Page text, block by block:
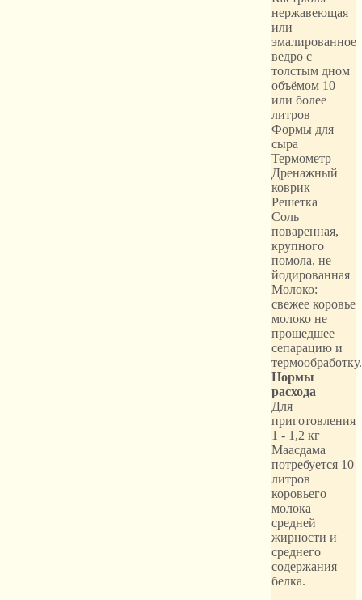
нержавеющая
или
эмалированное
ведро с
толстым дном
объёмом 10
или более
литров
Формы для
сыра
Термометр
Дренажный
коврик
Решетка
Соль
поваренная,
крупного
помола, не
йодированная
Молоко:
свежее коровье
молоко не
прошедшее
сепарацию и
термообработку.
Нормы
расхода
Для
приготовления
1 - 1,2 кг
Маасдама
потребуется 10
литров
коровьего
молока
средней
жирности и
среднего
содержания
белка.